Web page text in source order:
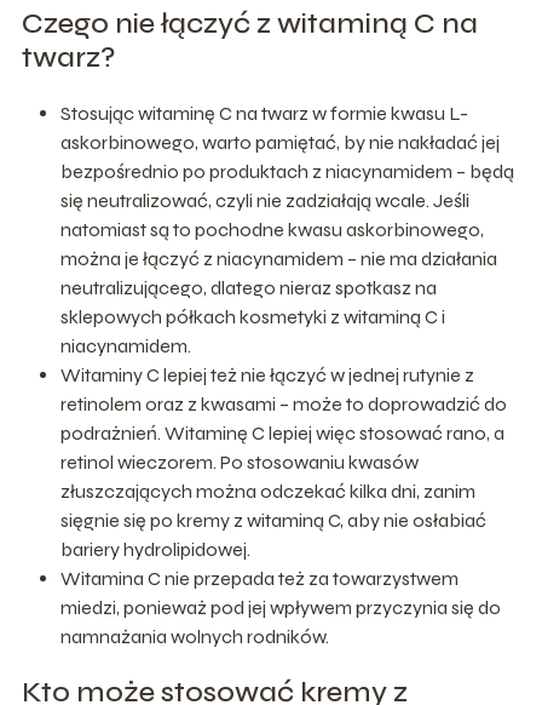
Czego nie łączyć z witaminą C na
twarz?
Stosując witaminę C na twarz w formie kwasu L-
askorbinowego, warto pamiętać, by nie nakładać jej
bezpośrednio po produktach z niacynamidem – będą
się neutralizować, czyli nie zadziałają wcale. Jeśli
natomiast są to pochodne kwasu askorbinowego,
można je łączyć z niacynamidem – nie ma działania
neutralizującego, dlatego nieraz spotkasz na
sklepowych półkach kosmetyki z witaminą C i
niacynamidem.
Witaminy C lepiej też nie łączyć w jednej rutynie z
retinolem oraz z kwasami – może to doprowadzić do
podrażnień. Witaminę C lepiej więc stosować rano, a
retinol wieczorem. Po stosowaniu kwasów
złuszczających można odczekać kilka dni, zanim
sięgnie się po kremy z witaminą C, aby nie osłabiać
bariery hydrolipidowej.
Witamina C nie przepada też za towarzystwem
miedzi, ponieważ pod jej wpływem przyczynia się do
namnażania wolnych rodników.
Kto może stosować kremy z